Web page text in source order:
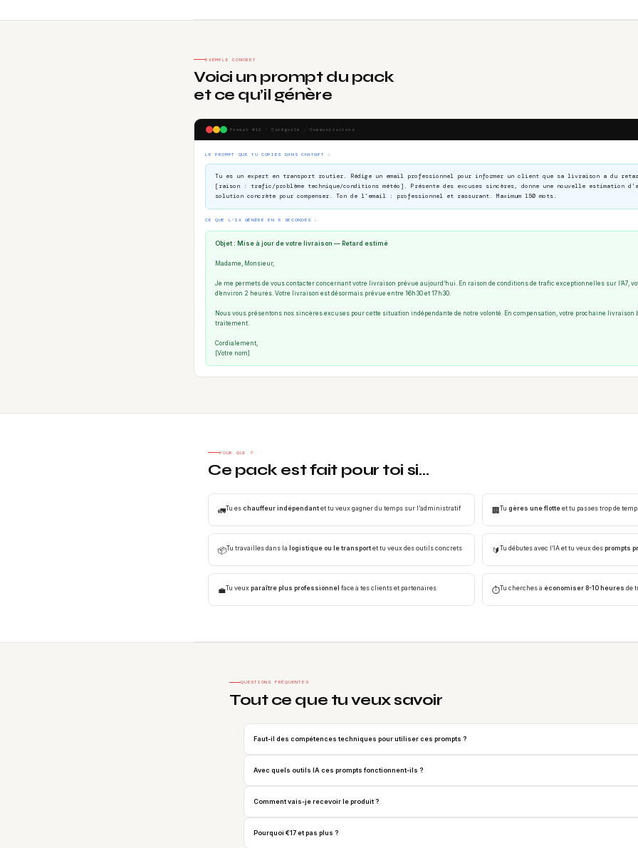
EXEMPLE CONCRET
Voici un prompt du pack
et ce qu’il génère
Prompt #12 · Catégorie : Communications
LE PROMPT QUE TU COPIES DANS CHATGPT :
Tu es un expert en transport routier. Rédige un email professionnel pour informer un client que sa livraison a du
[raison : trafic/problème technique/conditions météo]. Présente des excuses sincères, donne une nouvelle estimation
solution concrète pour compenser. Ton de l’email : professionnel et rassurant. Maximum 150 mots.
CE QUE L’IA GÉNÈRE EN 5 SECONDES :
Objet : Mise à jour de votre livraison — Retard estimé
Madame, Monsieur,
Je me permets de vous contacter concernant votre livraison prévue aujourd’hui. En raison de conditions de trafic exceptionnelles sur l’A7,
d’environ 2 heures. Votre livraison est désormais prévue entre 16h30 et 17h30.
Nous vous présentons nos sincères excuses pour cette situation indépendante de notre volonté. En compensation, votre prochaine livraison
traitement.
Cordialement,
[Votre nom]
POUR QUI ?
Ce pack est fait pour toi si…
🚛Tu eschauffeur indépendantet tu veux gagner du temps sur l’administratif 🏢Tu gères une flotteet tu passes trop de
📦Tu travailles dans la logistique ou le transportet tu veux des outils concrets 🔰Tu débutes avec l’IA et tu veux desprompts
💼Tu veuxparaître plus professionnel face à tes clients et partenaires ⏱️Tu cherches à économiser 8-10 heures de
QUESTIONS FRÉQUENTES
Tout ce que tu veux savoir
Faut-il des compétences techniques pour utiliser ces prompts ?
Avec quels outils IA ces prompts fonctionnent-ils ?
Comment vais-je recevoir le produit ?
Pourquoi €17 et pas plus ?